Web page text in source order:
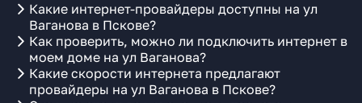
Какие интернет-провайдеры доступны на ул
Ваганова в Пскове?
Как проверить, можно ли подключить интернет в
моем доме на ул Ваганова?
Какие скорости интернета предлагают
провайдеры на ул Ваганова в Пскове?